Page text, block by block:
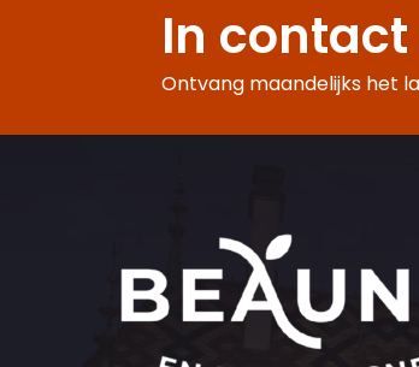
In
Ontvang maandelijks het